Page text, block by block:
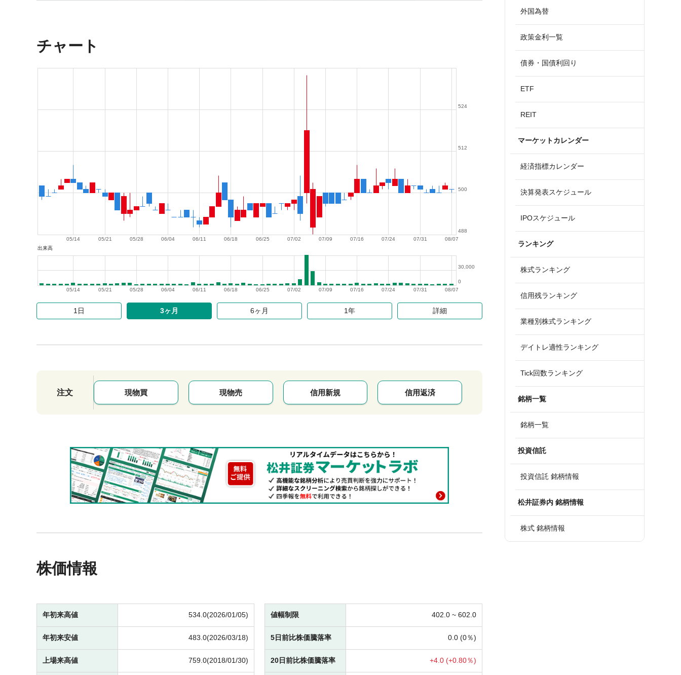
チャート
08/07
07/31
07/24
07/16
07/09
07/02
06/25
06/18
06/11
06/04
05/28
05/21
05/14
488
500
512
524
出来高
08/07
07/31
07/24
07/16
07/09
07/02
06/25
06/18
06/11
06/04
05/28
05/21
05/14
0
30,000
1日 3ヶ月 6ヶ月 1年 詳細
注文 現物買 現物売 信用新規 信用返済
株価情報
年初来高値 534.0(2026/01/05)
年初来安値 483.0(2026/03/18)
上場来高値 759.0(2018/01/30)
値幅制限 402.0 ~ 602.0
5日前比株価騰落率 0.0 (0％)
20日前比株価騰落率 +4.0 (+0.80％)
外国為替
政策金利一覧
債券・国債利回り
ETF
REIT
マーケットカレンダー
経済指標カレンダー
決算発表スケジュール
IPOスケジュール
ランキング
株式ランキング
信用残ランキング
業種別株式ランキング
デイトレ適性ランキング
Tick回数ランキング
銘柄一覧
銘柄一覧
投資信託
投資信託 銘柄情報
松井証券内 銘柄情報
株式 銘柄情報